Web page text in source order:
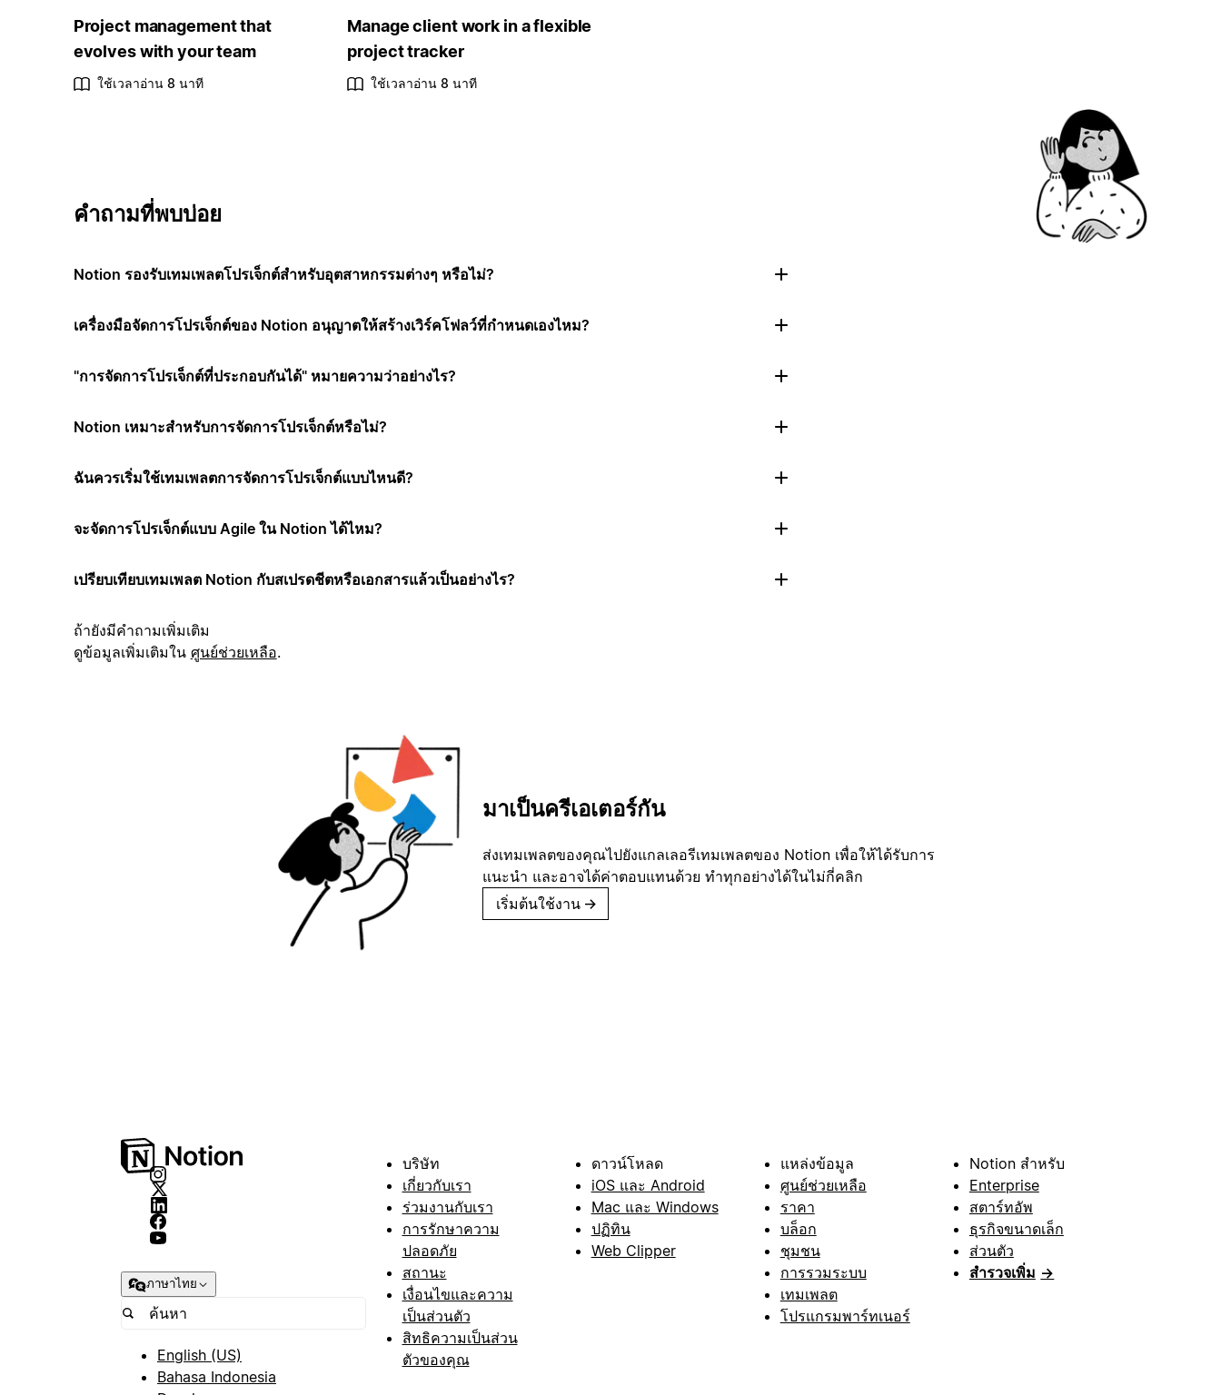
Project management that
evolves with your team
ใช้เวลาอ่าน 8 นาที
Manage client work in a flexible
project tracker
ใช้เวลาอ่าน 8 นาที
คำถามที่พบบ่อย
Notion รองรับเทมเพลตโปรเจ็กต์สำหรับอุตสาหกรรมต่างๆ หรือไม่?
เครื่องมือจัดการโปรเจ็กต์ของ Notion อนุญาตให้สร้างเวิร์คโฟลว์ที่กำหนดเองไหม?
"การจัดการโปรเจ็กต์ที่ประกอบกันได้" หมายความว่าอย่างไร?
Notion เหมาะสำหรับการจัดการโปรเจ็กต์หรือไม่?
ฉันควรเริ่มใช้เทมเพลตการจัดการโปรเจ็กต์แบบไหนดี?
จะจัดการโปรเจ็กต์แบบ Agile ใน Notion ได้ไหม?
เปรียบเทียบเทมเพลต Notion กับสเปรดชีตหรือเอกสารแล้วเป็นอย่างไร?
ถ้ายังมีคำถามเพิ่มเติม
ดูข้อมูลเพิ่มเติมใน ศูนย์ช่วยเหลือ.
มาเป็นครีเอเตอร์กัน
ส่งเทมเพลตของคุณไปยังแกลเลอรีเทมเพลตของ Notion เพื่อให้ได้รับการ
แนะนำ และอาจได้ค่าตอบแทนด้วย ทำทุกอย่างได้ในไม่กี่คลิก
เริ่มต้นใช้งาน →
ภาษาไทย
English (US)
Bahasa Indonesia
บริษัท
เกี่ยวกับเรา
ร่วมงานกับเรา
การรักษาความ
ปลอดภัย
สถานะ
เงื่อนไขและความ
เป็นส่วนตัว
สิทธิความเป็นส่วน
ตัวของคุณ
ดาวน์โหลด
iOS และ Android
Mac และ Windows
ปฏิทิน
Web Clipper
แหล่งข้อมูล
ศูนย์ช่วยเหลือ
ราคา
บล็อก
ชุมชน
การรวมระบบ
เทมเพลต
โปรแกรมพาร์ทเนอร์
Notion สำหรับ
Enterprise
สตาร์ทอัพ
ธุรกิจขนาดเล็ก
ส่วนตัว
สำรวจเพิ่ม →